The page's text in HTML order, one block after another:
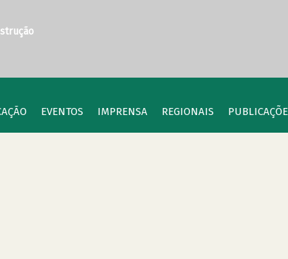
EVENTOS IMPRENSA REGIONAIS